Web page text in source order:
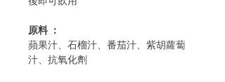
原料 ：
蘋果汁、石榴汁、番茄汁、紫胡蘿蔔
汁、抗氧化劑